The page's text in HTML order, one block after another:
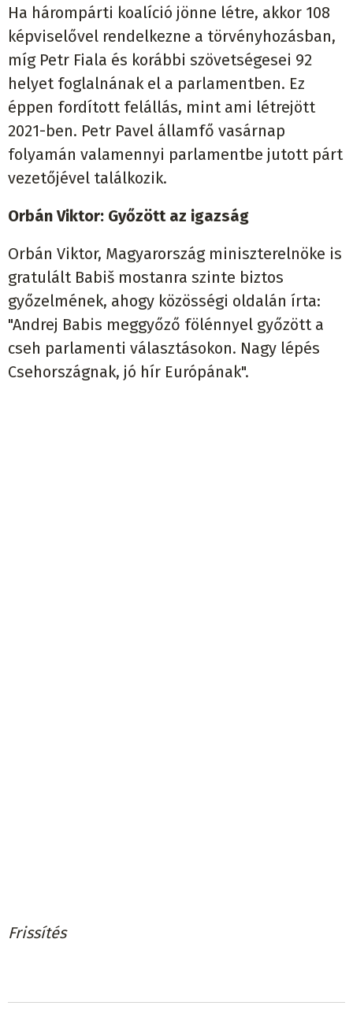
Ha hárompárti koalíció jönne létre, akkor 108
képviselővel rendelkezne a törvényhozásban,
míg Petr Fiala és korábbi szövetségesei 92
helyet foglalnának el a parlamentben. Ez
éppen fordított felállás, mint ami létrejött
2021-ben. Petr Pavel államfő vasárnap
folyamán valamennyi parlamentbe jutott párt
vezetőjével találkozik.
Orbán Viktor: Győzött az igazság
Orbán Viktor, Magyarország miniszterelnöke is
gratulált Babiš mostanra szinte biztos
győzelmének, ahogy közösségi oldalán írta:
"Andrej Babis meggyőző fölénnyel győzött a
cseh parlamenti választásokon. Nagy lépés
Csehországnak, jó hír Európának".
Frissítés